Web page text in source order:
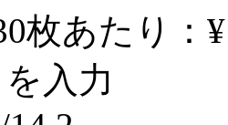
枚あたり：
入力